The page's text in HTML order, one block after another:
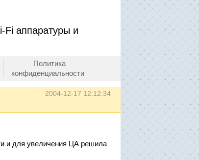
Fi аппаратуры и
Политика
конфиденциальности
2004-12-17 12:12:34
и для увеличения ЦА решила